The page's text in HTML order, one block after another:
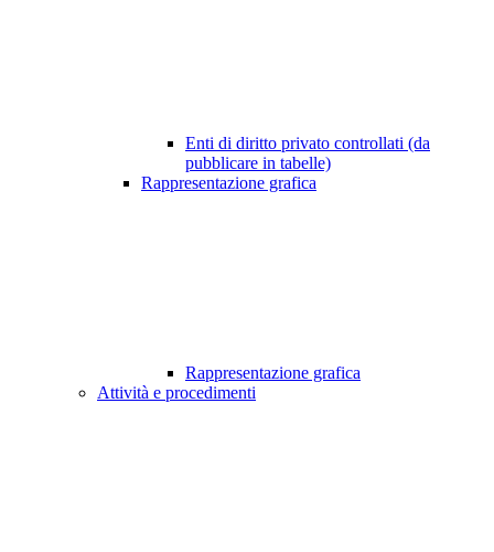
Enti di diritto privato controllati (da
pubblicare in tabelle)
Rappresentazione grafica
Rappresentazione grafica
Attività e procedimenti